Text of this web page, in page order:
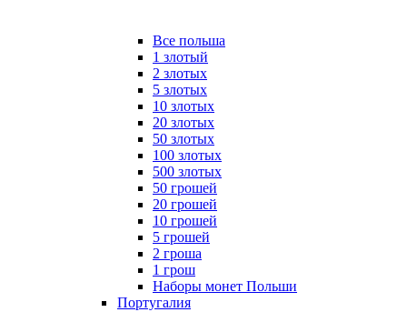
Все польша
1 злотый
2 злотых
5 злотых
10 злотых
20 злотых
50 злотых
100 злотых
500 злотых
50 грошей
20 грошей
10 грошей
5 грошей
2 гроша
1 грош
Наборы монет Польши
Португалия